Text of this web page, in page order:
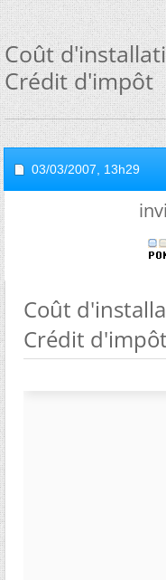
Coût
Crédit d'impôt
03/03/2007, 13h29
Coût
Crédit d'impôt